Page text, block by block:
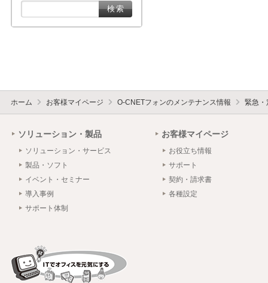
ホーム お客様マイページ O-CNETフォンのメンテナンス情報 緊急・
ソリューション・製品
ソリューション・サービス
製品・ソフト
イベント・セミナー
導入事例
サポート体制
お客様マイページ
お役立ち情報
サポート
契約・請求書
各種設定